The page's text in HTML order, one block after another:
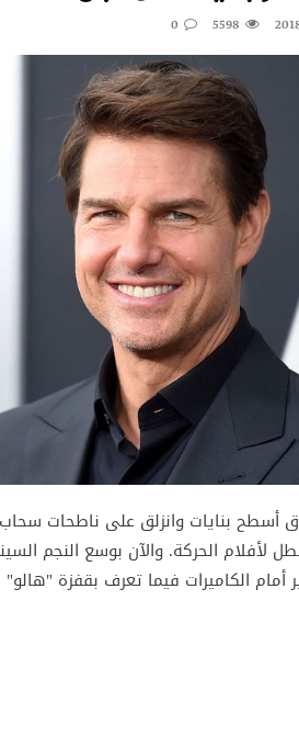
5598
0
أسطح بنايات وانزلق على ناطحات سحاب
لأفلام الحركة. والآن بوسع النجم
أمام الكاميرات فيما تعرف بقفزة